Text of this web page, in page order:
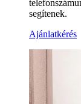
segítenek.
Ajánlatkérés